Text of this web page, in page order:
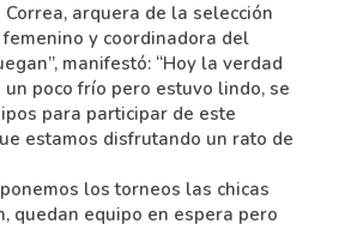
arquera de la selección
y coordinadora del
manifestó: “Hoy la verdad
poco frío pero estuvo lindo, se
para participar de este
estamos disfrutando un rato de
los torneos las chicas
quedan equipo en espera pero